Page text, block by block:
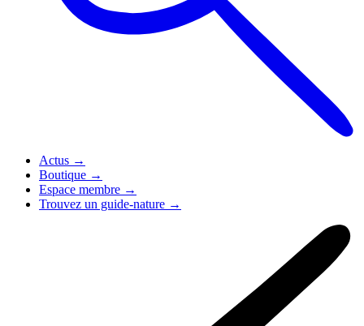
Actus →
Boutique →
Espace membre →
Trouvez un guide-nature →